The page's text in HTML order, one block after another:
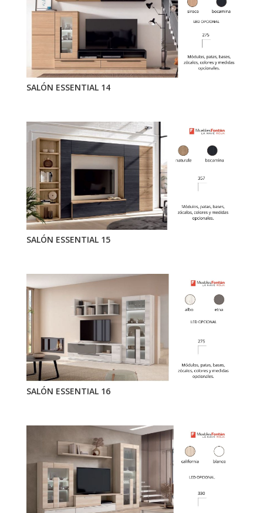
SALÓN ESSENTIAL 14
SALÓN ESSENTIAL 15
SALÓN ESSENTIAL 16